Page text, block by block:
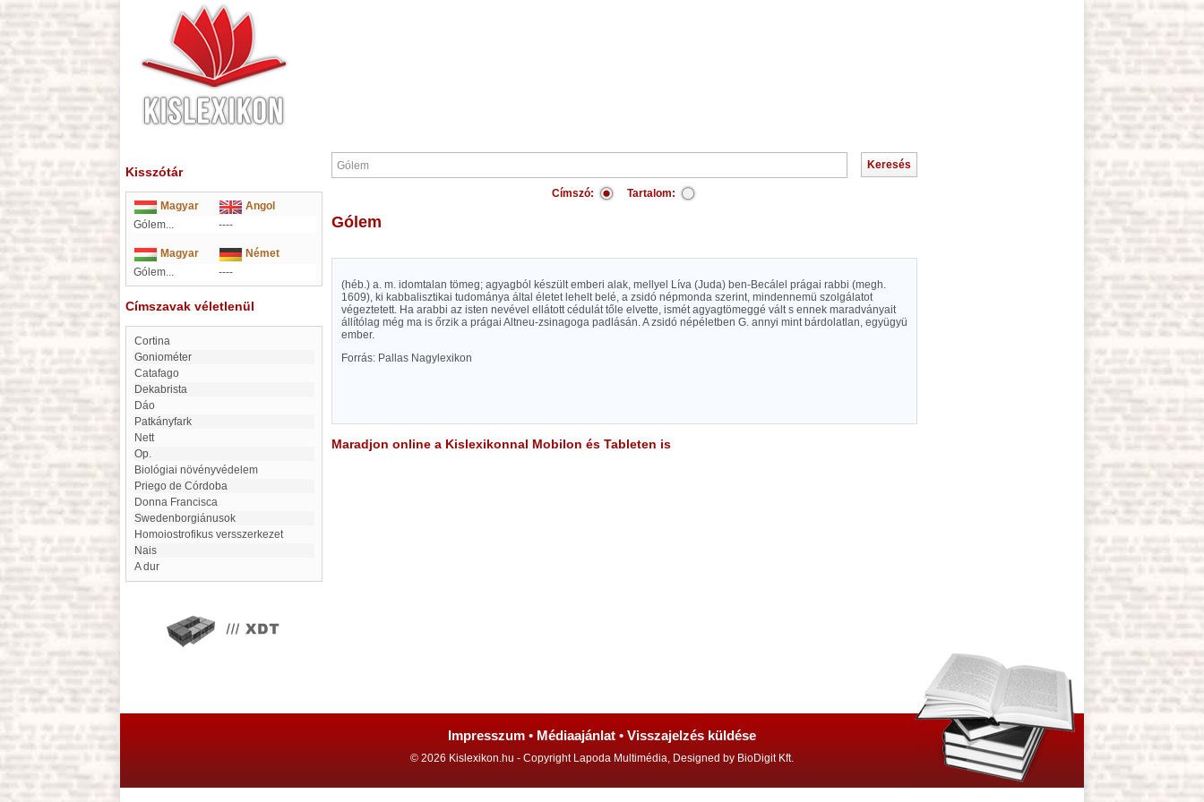
Kisszótár
Magyar
Angol
Gólem...
----
Magyar
Német
Gólem...
----
Címszavak véletlenül
Cortina
goniométer
Catafago
Dekabrista
Dáo
Patkányfark
Nett
Op.
Biológiai növényvédelem
Priego de Córdoba
Donna Francisca
Swedenborgiánusok
homoiostrofikus versszerkezet
Nais
A dur
Címszó: Tartalom:
Gólem
(héb.) a. m. idomtalan tömeg; agyagból készült emberi alak, mellyel Líva (Juda) ben-Becálel prágai rabbi (megh.
1609), ki kabbalisztikai tudománya által életet lehelt belé, a zsidó népmonda szerint, mindennemü szolgálatot
végeztetett. Ha arabbi az isten nevével ellátott cédulát tőle elvette, ismét agyagtömeggé vált s ennek maradványait
állítólag még ma is őrzik a prágai Altneu-zsinagoga padlásán. A zsidó népéletben G. annyi mint bárdolatlan, együgyü
ember.
Forrás: Pallas Nagylexikon
Maradjon online a Kislexikonnal Mobilon és Tableten is
Impresszum • Médiaajánlat • Visszajelzés küldése
© 2026 Kislexikon.hu - Copyright Lapoda Multimédia, Designed by BioDigit Kft.